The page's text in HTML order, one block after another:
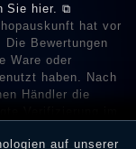
Sie hier. ⧉
hat vor
Bewertungen
Ware oder
haben. Nach
Händler die
auf unserer